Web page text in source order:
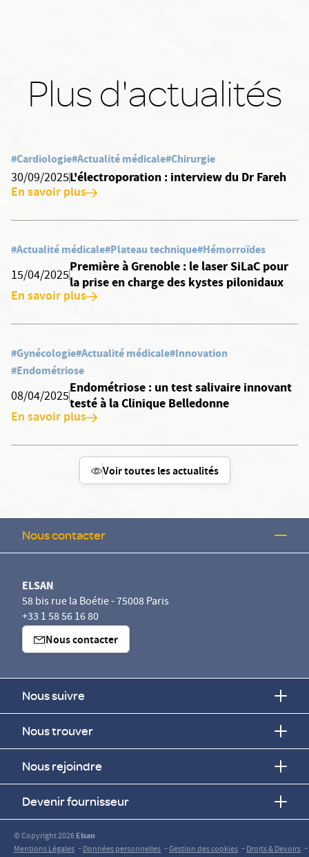
Plus d'actualités
#Cardiologie#Actualité médicale#Chirurgie
30/09/2025L'électroporation : interview du Dr Fareh
En savoir plus
#Actualité médicale#Plateau technique#Hémorroïdes
15/04/2025
Première à Grenoble : le laser SiLaC pour
la prise en charge des kystes pilonidaux
En savoir plus
#Gynécologie#Actualité médicale#Innovation
#Endométriose
08/04/2025
Endométriose : un test salivaire innovant
testé à la Clinique Belledonne
En savoir plus
Voir toutes les actualités
Nous contacter
ELSAN
58 bis rue la Boétie - 75008 Paris
+33 1 58 56 16 80
Nous contacter
Nous suivre
Nous trouver
Nous rejoindre
Devenir fournisseur
© Copyright 2026Elsan
Mentions Légales -Données personnelles -Gestion des cookies -Droits & Devoirs -